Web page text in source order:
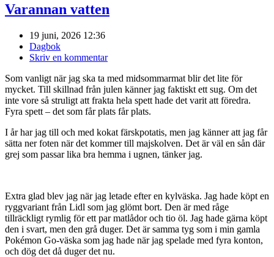
Varannan vatten
19 juni, 2026 12:36
Dagbok
Skriv en kommentar
Som vanligt när jag ska ta med midsommarmat blir det lite för
mycket. Till skillnad från julen känner jag faktiskt ett sug. Om det
inte vore så struligt att frakta hela spett hade det varit att föredra.
Fyra spett – det som får plats får plats.
I år har jag till och med kokat färskpotatis, men jag känner att jag får
sätta ner foten när det kommer till majskolven. Det är väl en sån där
grej som passar lika bra hemma i ugnen, tänker jag.
Extra glad blev jag när jag letade efter en kylväska. Jag hade köpt en
ryggvariant från Lidl som jag glömt bort. Den är med råge
tillräckligt rymlig för ett par matlådor och tio öl. Jag hade gärna köpt
den i svart, men den grå duger. Det är samma tyg som i min gamla
Pokémon Go-väska som jag hade när jag spelade med fyra konton,
och dög det då duger det nu.